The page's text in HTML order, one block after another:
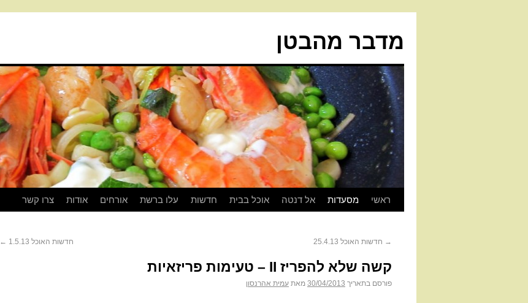
מדבר מהבטן
ראשי מסעדות אל דנטה אוכל בבית חדשות עלו ברשת אורחים אודות צרו קשר
→ חדשות האוכל 25.4.13 חדשות האוכל 1.5.13 ←
קשה שלא להפריז II – טעימות פריזאיות
פורסם בתאריך 30/04/2013 מאת עמית אהרנסון